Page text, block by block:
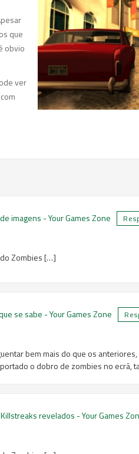
que
obvio
ver
imagens - Your Games Zone
Zombies […]
se sabe - Your Games Zone
bem mais do que os
o dobro de zombies no ecrã,
revelados - Your Games